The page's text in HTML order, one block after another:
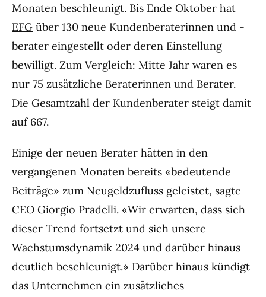
Monaten beschleunigt. Bis Ende Oktober hat
EFG über 130 neue Kundenberaterinnen und -
berater eingestellt oder deren Einstellung
bewilligt. Zum Vergleich: Mitte Jahr waren es
nur 75 zusätzliche Beraterinnen und Berater.
Die Gesamtzahl der Kundenberater steigt damit
auf 667.
Einige der neuen Berater hätten in den
vergangenen Monaten bereits «bedeutende
Beiträge» zum Neugeldzufluss geleistet, sagte
CEO Giorgio Pradelli. «Wir erwarten, dass sich
dieser Trend fortsetzt und sich unsere
Wachstumsdynamik 2024 und darüber hinaus
deutlich beschleunigt.» Darüber hinaus kündigt
das Unternehmen ein zusätzliches